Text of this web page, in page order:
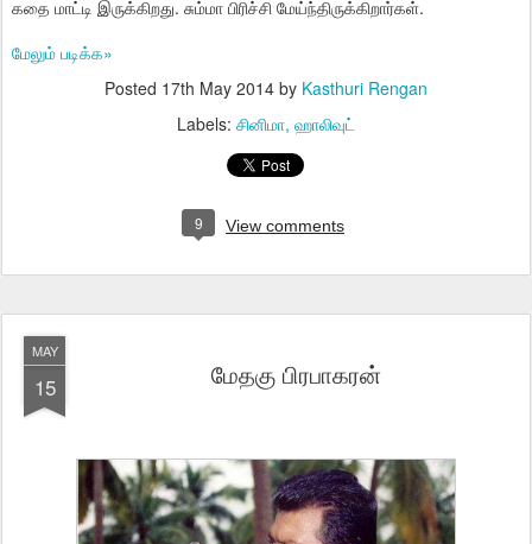
கதை மாட்டி இருக்கிறது. சும்மா பிரிச்சி மேய்ந்திருக்கிறார்கள்.
மேலும் படிக்க»
Posted 17th May 2014 by Kasthuri Rengan
Labels: சினிமா ஹாலிவுட்
9 View comments
MAY
15 மேதகு பிரபாகரன்